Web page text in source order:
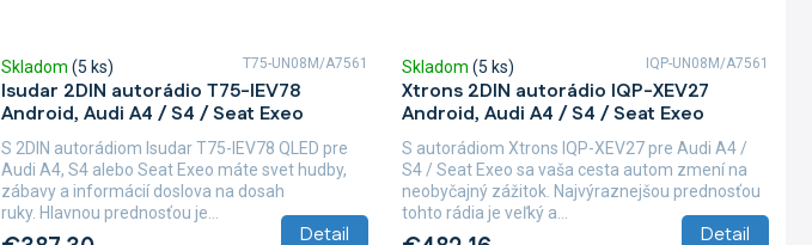
Isudar 2DIN autorádio T75-IEV78
Android, Audi A4 / S4 / Seat Exeo
Skladom (5 ks)
Detail
S 2DIN autorádiom Isudar T75-IEV78 QLED pre
Audi A4, S4 alebo Seat Exeo máte svet hudby,
zábavy a informácií doslova na dosah
ruky. Hlavnou prednosťou je...
T75-UN08M/A7561
Xtrons 2DIN autorádio IQP-XEV27
Android, Audi A4 / S4 / Seat Exeo
Skladom (5 ks)
Detail
S autorádiom Xtrons IQP-XEV27 pre Audi A4 /
S4 / Seat Exeo sa vaša cesta autom zmení na
neobyčajný zážitok. Najvýraznejšou prednosťou
tohto rádia je veľký a...
IQP-UN08M/A7561